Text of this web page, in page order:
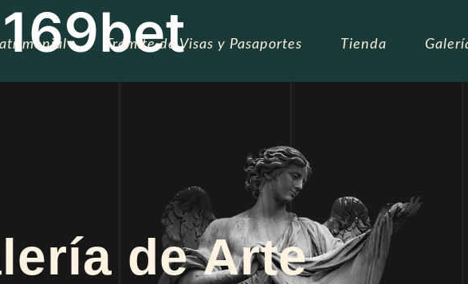
Trámite de Visas y Pasaportes Tienda
de Arte